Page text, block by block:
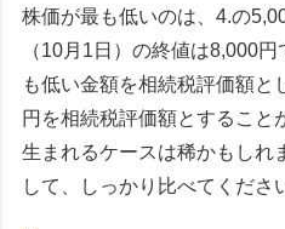
株価が最も低いのは、4.の
（10月1日）の終値は8,000
も低い金額を相続税評価額と
円を相続税評価額とすること
生まれるケースは稀かもしれ
して、しっかり比べてくださ